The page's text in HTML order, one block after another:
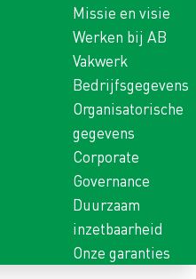
Missie en visie
Werken bij AB
Vakwerk
Bedrijfsgegevens
Organisatorische
gegevens
Corporate
Governance
Duurzaam
inzetbaarheid
Onze garanties